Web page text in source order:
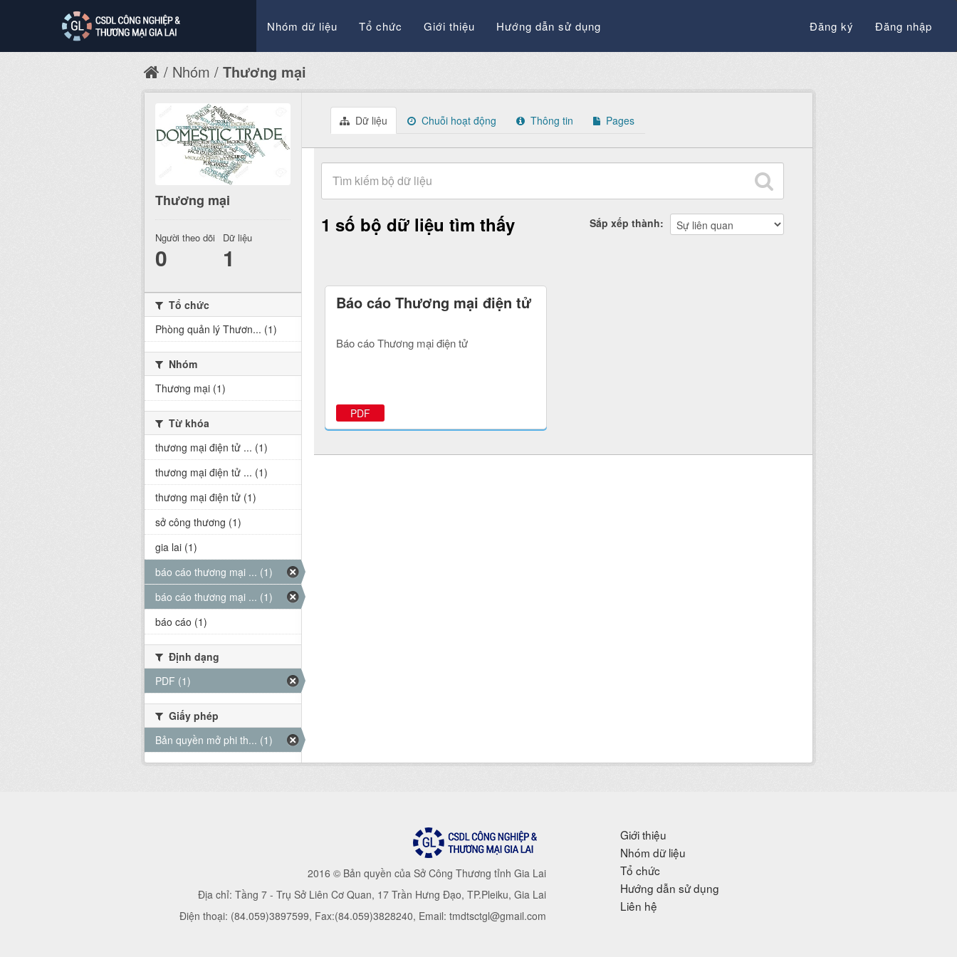
Nhóm dữ liệu Tổ chức Giới thiệu Hướng dẫn sử dụng Đăng ký Đăng nhập
Nhóm Thương mại
Dữ liệu Chuỗi hoạt động Thông tin Pages
Sắp xếp thành
1 số bộ dữ liệu tìm thấy
Báo cáo Thương mại điện tử
Báo cáo Thương mại điện tử
PDF
Thương mại
Người theo dõi
0
Dữ liệu
1
Tổ chức
Phòng quản lý Thươn... (1)
Nhóm
Thương mại (1)
Từ khóa
thương mại điện tử ... (1)
thương mại điện tử ... (1)
thương mại điện tử (1)
sở công thương (1)
gia lai (1)
báo cáo thương mại ... (1)
báo cáo thương mại ... (1)
báo cáo (1)
Định dạng
PDF (1)
Giấy phép
Bản quyền mở phi th... (1)
2016 © Bản quyền của Sở Công Thương tỉnh Gia Lai
Địa chỉ: Tầng 7 - Trụ Sở Liên Cơ Quan, 17 Trần Hưng Đạo, TP.Pleiku, Gia Lai
Điện thoại: (84.059)3897599, Fax:(84.059)3828240, Email: tmdtsctgl@gmail.com
Giới thiệu
Nhóm dữ liệu
Tổ chức
Hướng dẫn sử dụng
Liên hệ